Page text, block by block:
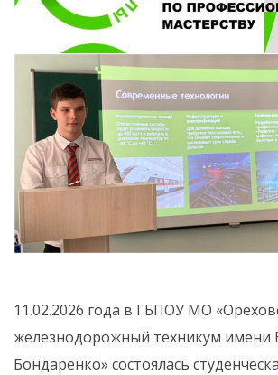
11.02.2026 года в ГБПОУ МО
железнодорожный техникум имени
Бондаренко» состоялась